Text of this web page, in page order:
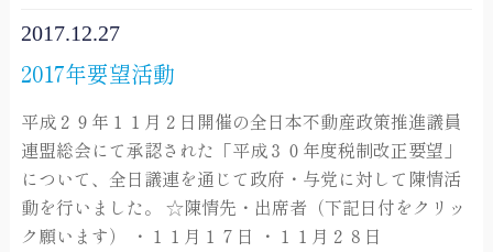
2017.12.27
2017年要望活動
平成２９年１１月２日開催の全日本不動産政策推進議員
連盟総会にて承認された「平成３０年度税制改正要望」
について、全日議連を通じて政府・与党に対して陳情活
動を行いました。 ☆陳情先・出席者（下記日付をクリッ
ク願います） ・１１月１７日 ・１１月２８日